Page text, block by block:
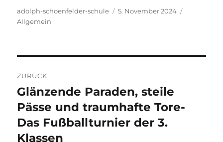
Autor
adolph-schoenfelder-schule
Veröffentlicht
5. November 2024
Allgemein
ZURÜCK
Vorheriger
Beitrag:
Glänzende Paraden, steile
Pässe und traumhafte Tore-
Das Fußballturnier der 3.
Klassen